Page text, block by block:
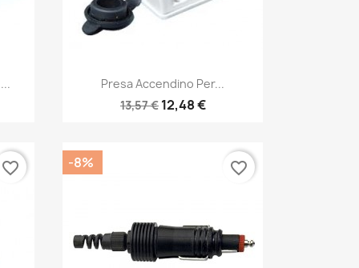
Anteprima
Presa Accendino Per...
13,57 € 12,48 €
favorite_border -8% favorite_border